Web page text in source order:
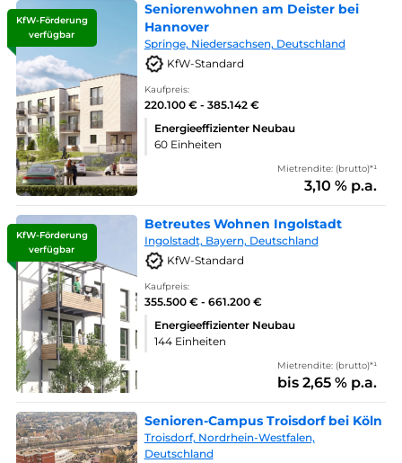
KfW-Förderung
verfügbar
Seniorenwohnen am Deister bei
Hannover
Springe, Niedersachsen, Deutschland
KfW-Standard
Kaufpreis:
220.100 € - 385.142 €
Energieeffizienter Neubau
60 Einheiten
Mietrendite: (brutto)*¹
3,10 % p.a.
KfW-Förderung
verfügbar
Betreutes Wohnen Ingolstadt
Ingolstadt, Bayern, Deutschland
KfW-Standard
Kaufpreis:
355.500 € - 661.200 €
Energieeffizienter Neubau
144 Einheiten
Mietrendite: (brutto)*¹
bis 2,65 % p.a.
Senioren-Campus Troisdorf bei Köln
Troisdorf, Nordrhein-Westfalen,
Deutschland